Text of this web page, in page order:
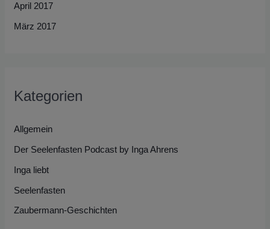
April 2017
März 2017
Kategorien
Allgemein
Der Seelenfasten Podcast by Inga Ahrens
Inga liebt
Seelenfasten
Zaubermann-Geschichten